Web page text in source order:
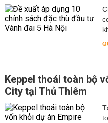
Keppel thoái toàn bộ
City tại Thủ Thiêm